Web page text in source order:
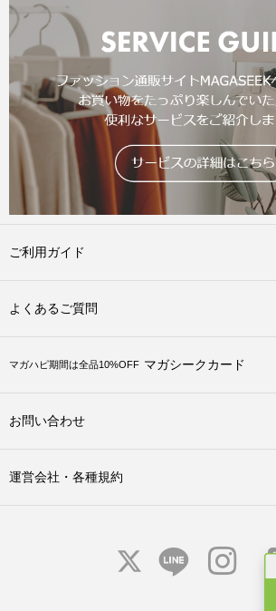
ご利用ガイド
よくあるご質問
マガハピ期間は全品10%OFF マガシークカード
お問い合わせ
運営会社・各種規約